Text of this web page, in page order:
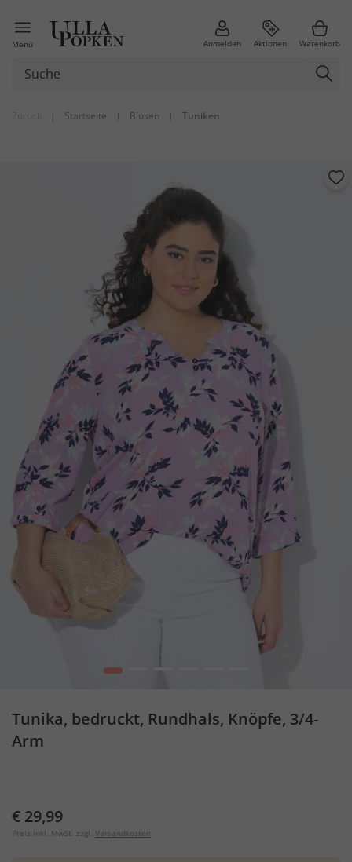
Menü Anmelden Aktionen Warenkorb
| Startseite | Blusen | Tuniken
1
Tunika, bedruckt, Rundhals, Knöpfe, 3/4-
Arm
€ 29,99
Preis inkl. MwSt. zzgl. Versandkosten